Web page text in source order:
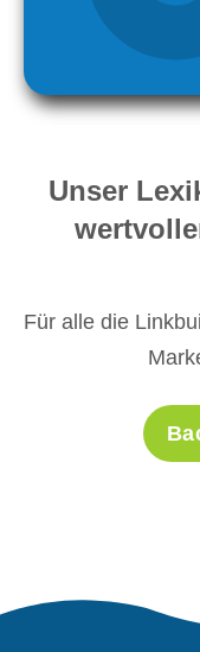
Unser
Für alle die